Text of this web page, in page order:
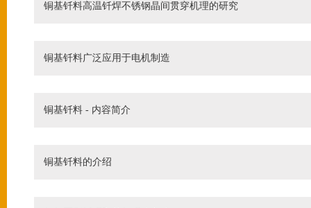
铜基钎料高温钎焊不锈钢晶间贯穿机理的研究
铜基钎料广泛应用于电机制造
铜基钎料 - 内容简介
铜基钎料的介绍